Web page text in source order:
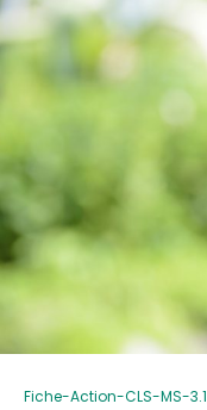
Fiche-Action-CLS-MS-3.1